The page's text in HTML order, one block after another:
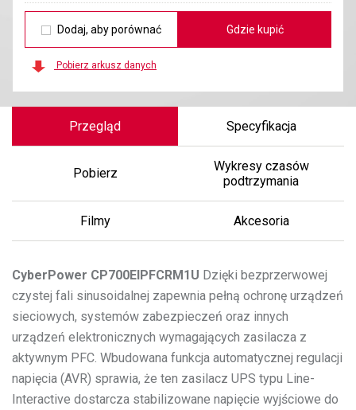
Dodaj, aby porównać Gdzie kupić
Pobierz arkusz danych
Przegląd Specyfikacja
Pobierz
Wykresy czasów
podtrzymania
Filmy Akcesoria
CyberPower CP700EIPFCRM1U Dzięki bezprzerwowej
czystej fali sinusoidalnej zapewnia pełną ochronę urządzeń
sieciowych, systemów zabezpieczeń oraz innych
urządzeń elektronicznych wymagających zasilacza z
aktywnym PFC. Wbudowana funkcja automatycznej regulacji
napięcia (AVR) sprawia, że ten zasilacz UPS typu Line-
Interactive dostarcza stabilizowane napięcie wyjściowe do